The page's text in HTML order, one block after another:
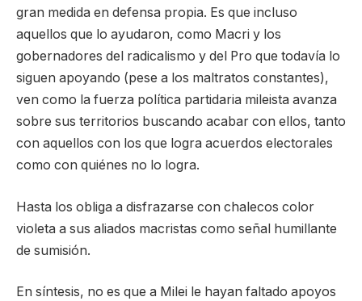
gran medida en defensa propia. Es que incluso
aquellos que lo ayudaron, como Macri y los
gobernadores del radicalismo y del Pro que todavía lo
siguen apoyando (pese a los maltratos constantes),
ven como la fuerza política partidaria mileista avanza
sobre sus territorios buscando acabar con ellos, tanto
con aquellos con los que logra acuerdos electorales
como con quiénes no lo logra.
Hasta los obliga a disfrazarse con chalecos color
violeta a sus aliados macristas como señal humillante
de sumisión.
En síntesis, no es que a Milei le hayan faltado apoyos